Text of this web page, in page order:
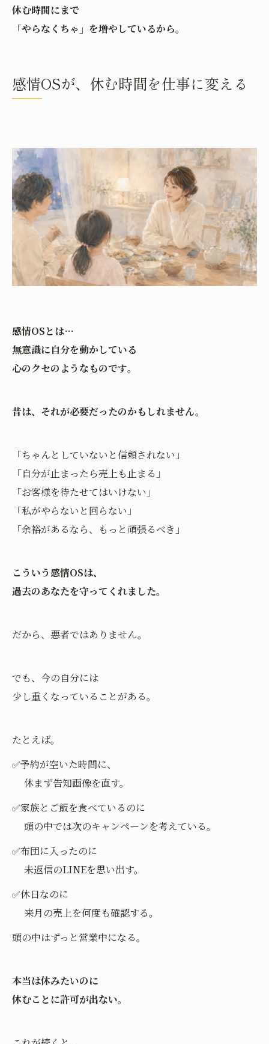
休む時間にまで
「やらなくちゃ」を増やしているから。
感情OSが、休む時間を仕事に変える
感情OSとは…
無意識に自分を動かしている
心のクセのようなものです。
昔は、それが必要だったのかもしれません。
「ちゃんとしていないと信頼されない」
「自分が止まったら売上も止まる」
「お客様を待たせてはいけない」
「私がやらないと回らない」
「余裕があるなら、もっと頑張るべき」
こういう感情OSは、
過去のあなたを守ってくれました。
だから、悪者ではありません。
でも、今の自分には
少し重くなっていることがある。
たとえば。
✅予約が空いた時間に、
休まず告知画像を直す。
✅家族とご飯を食べているのに
頭の中では次のキャンペーンを考えている。
✅布団に入ったのに
未返信のLINEを思い出す。
✅休日なのに
来月の売上を何度も確認する。
頭の中はずっと営業中になる。
本当は休みたいのに
休むことに許可が出ない。